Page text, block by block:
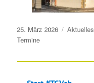
Veröffentlicht
am
25. März 2026 Aktuelles
Termine